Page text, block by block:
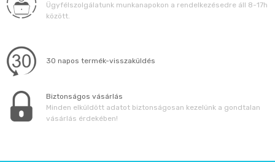
Ügyfélszolgálatunk munkanapokon a rendelkezésedre áll 8-17h
között.
30 napos termék-visszaküldés
Biztonságos vásárlás
Minden elküldött adatot biztonságosan kezelünk a gondtalan
vásárlás érdekében!